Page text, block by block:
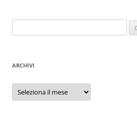
per:
ARCHIVI
Archivi